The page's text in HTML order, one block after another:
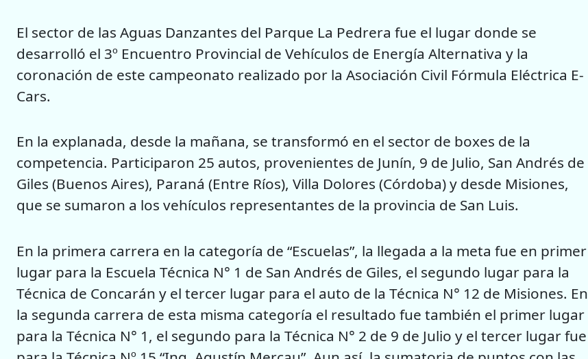
El sector de las Aguas Danzantes del Parque La Pedrera fue el lugar donde se
desarrolló el 3º Encuentro Provincial de Vehículos de Energía Alternativa y la
coronación de este campeonato realizado por la Asociación Civil Fórmula Eléctrica E-
Cars.
En la explanada, desde la mañana, se transformó en el sector de boxes de la
competencia. Participaron 25 autos, provenientes de Junín, 9 de Julio, San Andrés de
Giles (Buenos Aires), Paraná (Entre Ríos), Villa Dolores (Córdoba) y desde Misiones,
que se sumaron a los vehículos representantes de la provincia de San Luis.
En la primera carrera en la categoría de “Escuelas”, la llegada a la meta fue en primer
lugar para la Escuela Técnica N° 1 de San Andrés de Giles, el segundo lugar para la
Técnica de Concarán y el tercer lugar para el auto de la Técnica N° 12 de Misiones. En
la segunda carrera de esta misma categoría el resultado fue también el primer lugar
para la Técnica N° 1, el segundo para la Técnica N° 2 de 9 de Julio y el tercer lugar fue